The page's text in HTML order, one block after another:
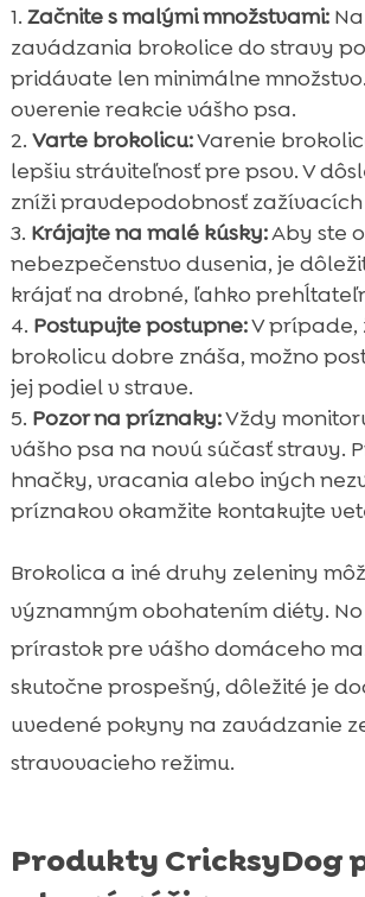
Začnite s malými množstvami:
zavádzania brokolice do stravy
pridávate len minimálne
overenie reakcie vášho psa.
Varte brokolicu:Varenie
lepšiu stráviteľnosť pre psov. V
zníži pravdepodobnosť
Krájajte na malé kúsky:Aby ste
nebezpečenstvo dusenia, je
krájať na drobné, ľahko
Postupujte postupne:V prípade,
brokolicu dobre znáša, možno
jej podiel v strave.
Pozor na príznaky:Vždy
vášho psa na novú súčasť stravy.
hnačky, vracania alebo iných
príznakov okamžite kontakujte
Brokolica a iné druhy zeleniny
významným obohatením diéty.
prírastok pre vášho domáceho
skutočne prospešný, dôležité je
uvedené pokyny na zavádzanie
stravovacieho režimu.
Produkty CricksyDog